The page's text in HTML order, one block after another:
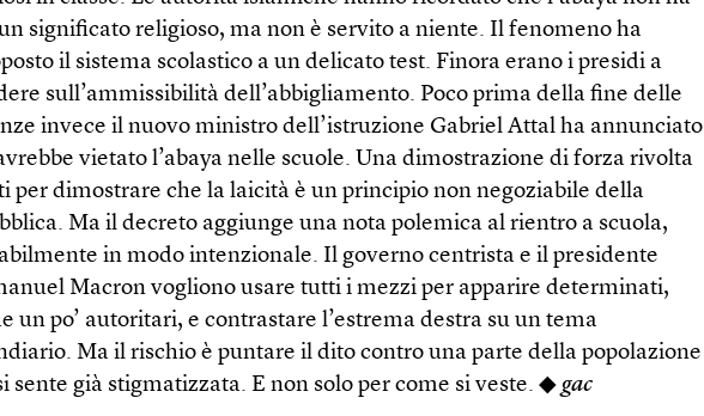
significato religioso, ma non è servito a niente. Il fenomeno ha
il sistema scolastico a un delicato test. Finora erano i presidi a
sull’ammissibilità dell’abbigliamento. Poco prima della fine delle
invece il nuovo ministro dell’istruzione Gabriel Attal ha annunciato
vietato l’abaya nelle scuole. Una dimostrazione di forza rivolta
per dimostrare che la laicità è un principio non negoziabile della
Ma il decreto aggiunge una nota polemica al rientro a scuola,
in modo intenzionale. Il governo centrista e il presidente
Macron vogliono usare tutti i mezzi per apparire determinati,
un po’ autoritari, e contrastare l’estrema destra su un tema
Ma il rischio è puntare il dito contro una parte della popolazione
sente già stigmatizzata. E non solo per come si veste. ◆gac